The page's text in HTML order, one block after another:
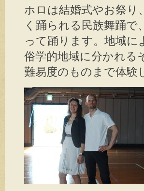
ホロは結婚式やお祭り
く踊られる民族舞踊
って踊ります。地域に
俗学的地域に分かれる
難易度のものまで体験